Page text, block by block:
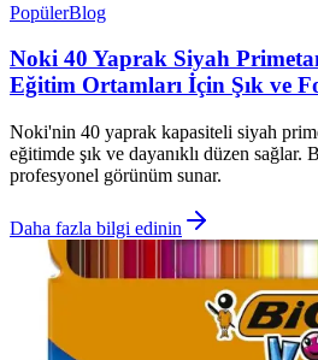
PopülerBlog
Noki 40 Yaprak Siyah
Eğitim Ortamları İçin Şık ve
Noki'nin 40 yaprak kapasiteli siyah
eğitimde şık ve dayanıklı düzen sağlar.
profesyonel görünüm sunar.
Daha fazla bilgi edinin